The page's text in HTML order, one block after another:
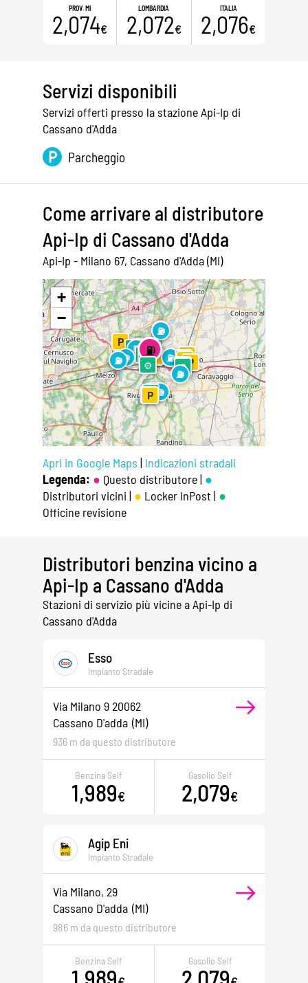
PROV. MI
2,074€
LOMBARDIA
2,072€
ITALIA
2,076€
Servizi disponibili
Servizi offerti presso la stazione Api-Ip di
Cassano d'Adda
Parcheggio
Come arrivare al distributore
Api-Ip di Cassano d'Adda
Api-Ip - Milano 67, Cassano d'Adda (MI)
⛽
⛽
⛽
⛽⛽
⛽
⛽
⛽
⛽
⛽
⛽
⛽
⛽
⛽
⛽
⛽
PP
P
P
P
P
P
P
P
P
⚙
⚙
⚙
⚙
⚙
⚙
⚙
⚙
⚙
⚙
+
−
Apri in Google Maps | Indicazioni stradali
Legenda: ● Questo distributore | ●
Distributori vicini | ● Locker InPost | ●
Officine revisione
Distributori benzina vicino a
Api-Ip a Cassano d'Adda
Stazioni di servizio più vicine a Api-Ip di
Cassano d'Adda
Esso
Impianto Stradale
Via Milano 9 20062
Cassano D'adda (MI)
936 m da questo distributore
Benzina Self
1,989€
Gasolio Self
2,079€
Agip Eni
Impianto Stradale
Via Milano, 29
Cassano D'adda (MI)
986 m da questo distributore
Benzina Self Gasolio Self